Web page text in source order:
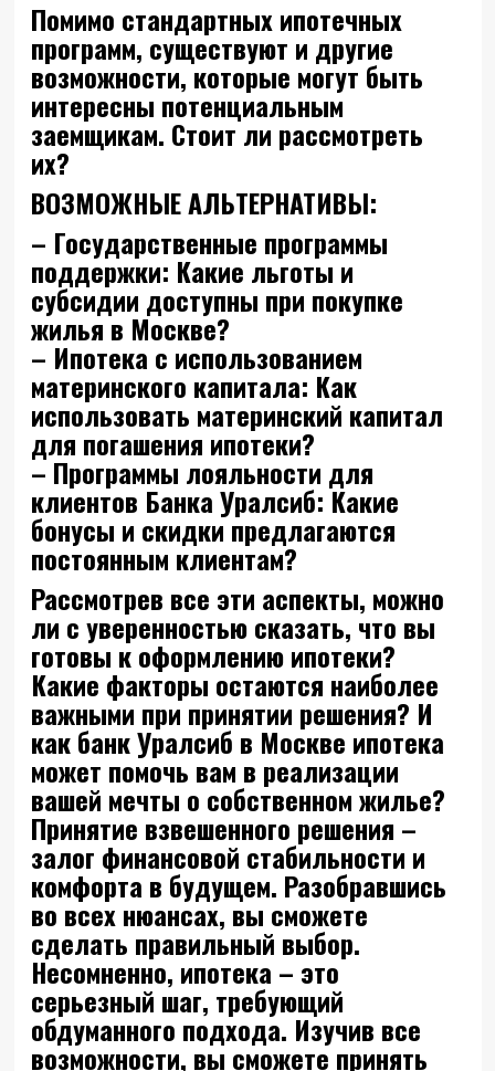
Помимо стандартных ипотечных
программ, существуют и другие
возможности, которые могут быть
интересны потенциальным
заемщикам. Стоит ли рассмотреть
их?
ВОЗМОЖНЫЕ АЛЬТЕРНАТИВЫ:
– Государственные программы
поддержки: Какие льготы и
субсидии доступны при покупке
жилья в Москве?
– Ипотека с использованием
материнского капитала: Как
использовать материнский капитал
для погашения ипотеки?
– Программы лояльности для
клиентов Банка Уралсиб: Какие
бонусы и скидки предлагаются
постоянным клиентам?
Рассмотрев все эти аспекты, можно
ли с уверенностью сказать, что вы
готовы к оформлению ипотеки?
Какие факторы остаются наиболее
важными при принятии решения? И
как банк Уралсиб в Москве ипотека
может помочь вам в реализации
вашей мечты о собственном жилье?
Принятие взвешенного решения –
залог финансовой стабильности и
комфорта в будущем. Разобравшись
во всех нюансах, вы сможете
сделать правильный выбор.
Несомненно, ипотека – это
серьезный шаг, требующий
обдуманного подхода. Изучив все
возможности, вы сможете принять